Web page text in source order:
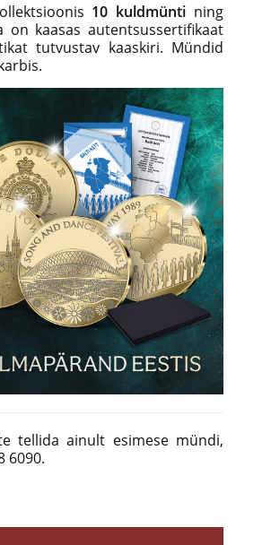
10 kuldmünti ning
on kaasas autentsussertifikaat
tutvustav kaaskiri. Mündid
tellida ainult esimese mündi,
6090.